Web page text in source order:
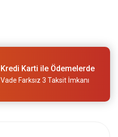
Kredi Karti ile Ödemelerde
Vade Farksız 3 Taksit İmkanı